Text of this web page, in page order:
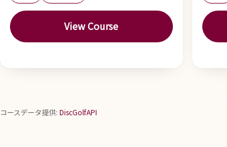
View Course
コースデータ提供: DiscGolfAPI